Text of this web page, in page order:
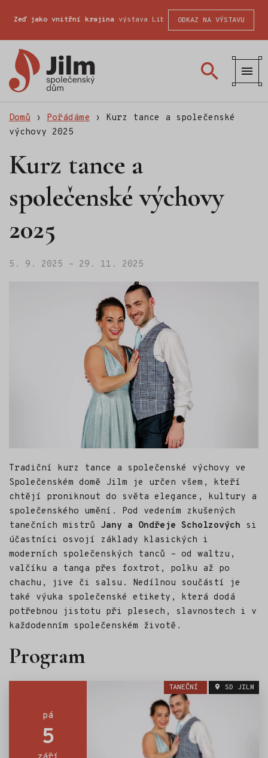
Zeď jako vnitřní krajinavýstava Liberecké školy fotografické a
ODKAZ NA VÝSTAVU
Domů › Pořádáme › Kurz tance a společenské
výchovy 2025
Kurz tance a
společenské výchovy
2025
5. 9. 2025 – 29. 11. 2025
Tradiční kurz tance a společenské výchovy ve
Společenském domě Jilm je určen všem, kteří
chtějí proniknout do světa elegance, kultury a
společenského umění. Pod vedením zkušených
tanečních mistrů Jany a Ondřeje Scholzových si
účastníci osvojí základy klasických i
moderních společenských tanců – od waltzu,
valčíku a tanga přes foxtrot, polku až po
chachu, jive či salsu. Nedílnou součástí je
také výuka společenské etikety, která dodá
potřebnou jistotu při plesech, slavnostech i v
každodenním společenském životě.
Program
pá
5
TANEČNÍ SD JILM